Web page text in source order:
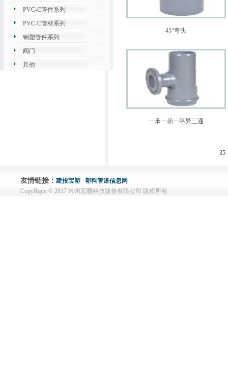
PVC-C管件系列
PVC-C管材系列
钢塑管件系列
阀门
其他
45°弯头
一承一插一平异三通
35
友情链接： 建投宝塑
塑料管道信息网
CopyRight © 2017 常州宏賸科技股份有限公司 版权所有